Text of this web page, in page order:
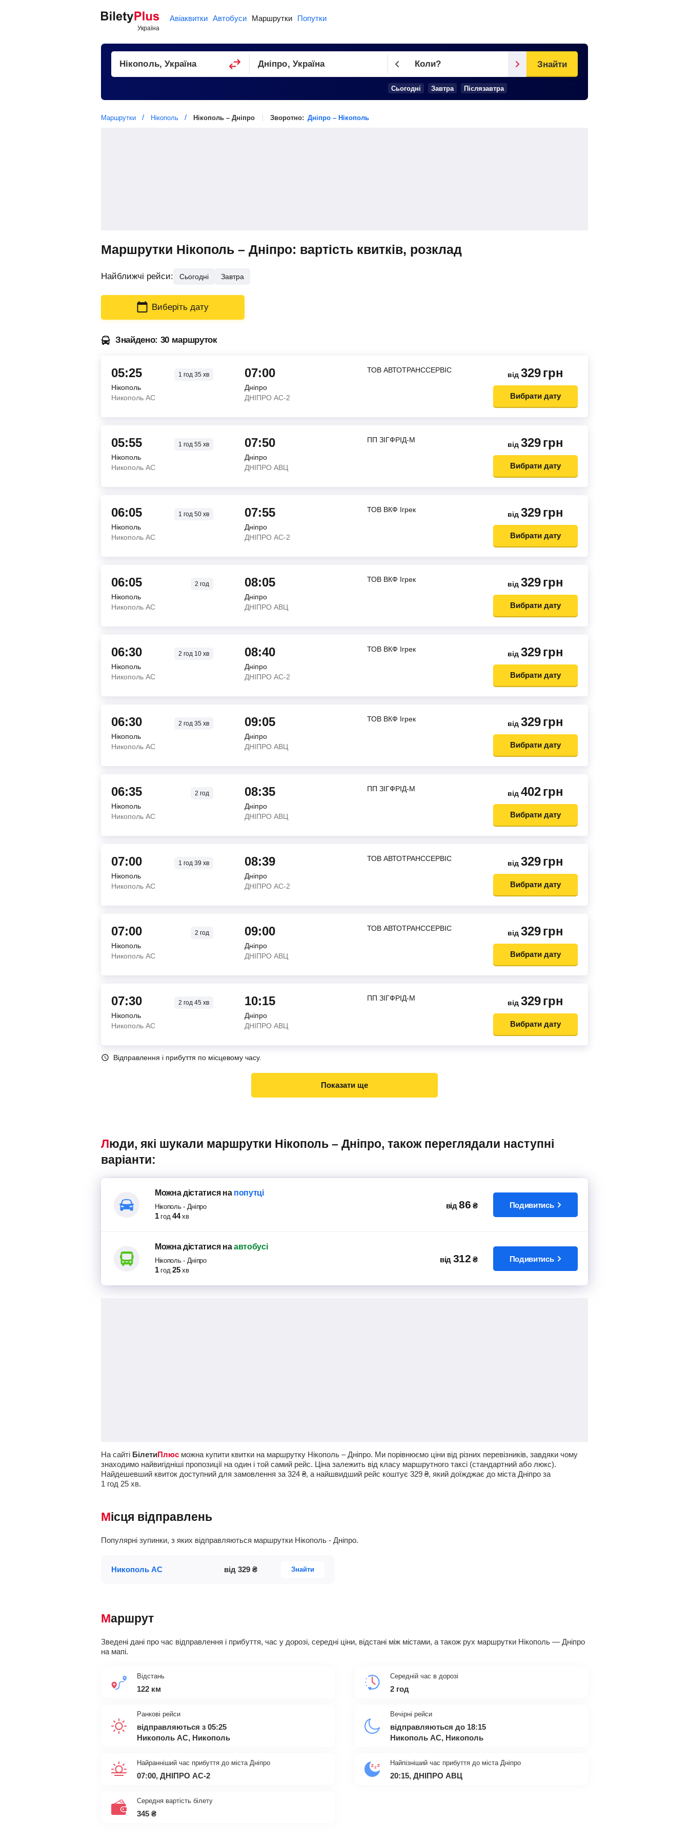
Авіаквитки Автобуси Маршрутки Попутки
Коли?
Cьогодні Завтра Післязавтра
Знайти
Маршрутки Нікополь Нікополь – Дніпро Зворотно: Дніпро – Нікополь
Маршрутки Нікополь – Дніпро: вартість квитків, розклад
Найближчі рейси: Сьогодні Завтра
Виберіть дату
Знайдено: 30 маршруток
05:25 1 год35 хв
Нікополь
Никополь АС
07:00
Дніпро
ДНIПРО АС-2
ТОВ АВТОТРАНССЕРВIС
від 329грн
Вибрати дату
05:55 1 год55 хв
Нікополь
Никополь АС
07:50
Дніпро
ДНIПРО АВЦ
ПП ЗIГФРIД-М
від 329грн
Вибрати дату
06:05 1 год50 хв
Нікополь
Никополь АС
07:55
Дніпро
ДНIПРО АС-2
ТОВ ВКФ Iгрек
від 329грн
Вибрати дату
06:05 2 год
Нікополь
Никополь АС
08:05
Дніпро
ДНIПРО АВЦ
ТОВ ВКФ Iгрек
від 329грн
Вибрати дату
06:30 2 год10 хв
Нікополь
Никополь АС
08:40
Дніпро
ДНIПРО АС-2
ТОВ ВКФ Iгрек
від 329грн
Вибрати дату
06:30 2 год35 хв
Нікополь
Никополь АС
09:05
Дніпро
ДНIПРО АВЦ
ТОВ ВКФ Iгрек
від 329грн
Вибрати дату
06:35 2 год
Нікополь
Никополь АС
08:35
Дніпро
ДНIПРО АВЦ
ПП ЗIГФРIД-М
від 402грн
Вибрати дату
07:00 1 год39 хв
Нікополь
Никополь АС
08:39
Дніпро
ДНIПРО АС-2
ТОВ АВТОТРАНССЕРВIС
від 329грн
Вибрати дату
07:00 2 год
Нікополь
Никополь АС
09:00
Дніпро
ДНIПРО АВЦ
ТОВ АВТОТРАНССЕРВIС
від 329грн
Вибрати дату
07:30 2 год45 хв
Нікополь
Никополь АС
10:15
Дніпро
ДНIПРО АВЦ
ПП ЗIГФРIД-М
від 329грн
Вибрати дату
Відправлення і прибуття по місцевому часу.
Показати ще
Люди, які шукали маршрутки Нікополь – Дніпро, також переглядали наступні
варіанти:
Можна дістатисяна попутці
Нікополь- Дніпро
1 год 44 хв
від 86 ₴ Подивитись
Можна дістатисяна автобусі
Нікополь- Дніпро
1 год 25 хв
від 312 ₴ Подивитись
На сайті БілетиПлюс можна купити квитки на маршрутку Нікополь – Дніпро. Ми порівнюємо ціни від різних перевізників, завдяки чому
знаходимо найвигідніші пропозиції на один і той самий рейс. Ціна залежить від класу маршрутного таксі (стандартний або люкс).
Найдешевший квиток доступний для замовлення за 324 ₴, а найшвидший рейс коштує 329 ₴, який доїжджає до міста Дніпро за
1 год 25 хв.
Місця відправлень
Популярні зупинки, з яких відправляються маршрутки Нікополь - Дніпро.
Никополь АС від 329 ₴ Знайти
Маршрут
Зведені дані про час відправлення і прибуття, час у дорозі, середні ціни, відстані між містами, а також рух маршрутки Нікополь — Дніпро
на мапі.
Відстань
122 км
Середній час в дорозі
2 год
Ранкові рейси
відправляються з 05:25
Никополь АС, Никополь
Вечірні рейси
відправляються до 18:15
Никополь АС, Никополь
Найранніший час прибуття до міста Дніпро
07:00, ДНIПРО АС-2
Найпізніший час прибуття до міста Дніпро
20:15, ДНIПРО АВЦ
Середня вартість білету
345 ₴